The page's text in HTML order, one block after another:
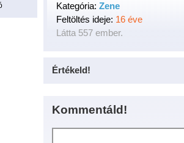
Kategória: Zene
Feltöltés ideje: 16 éve
Látta 557 ember.
Értékeld!
Kommentáld!